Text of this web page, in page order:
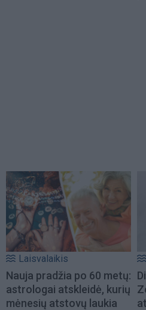
Laisvalaikis
Nauja pradžia po 60 metų:
astrologai atskleidė, kurių
mėnesių atstovų laukia